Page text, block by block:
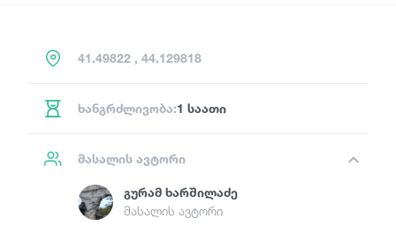
41.49822 , 44.129818
ხანგრძლივობა:1 საათი
მასალის ავტორი
Გურამ Ხარშილაძე
მასალის ავტორი